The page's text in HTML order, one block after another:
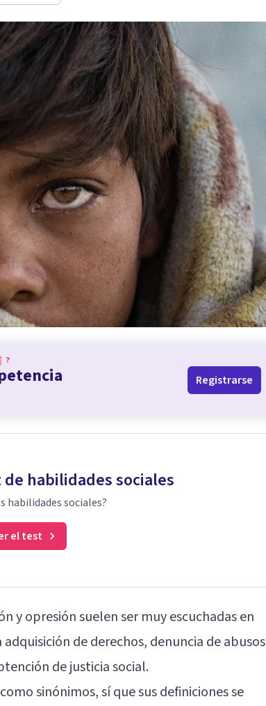
?
Registrarse
de habilidades sociales
habilidades sociales?
el test
y opresión suelen ser muy escuchadas en
de derechos, denuncia de abusos
de justicia social.
sinónimos, sí que sus definiciones se